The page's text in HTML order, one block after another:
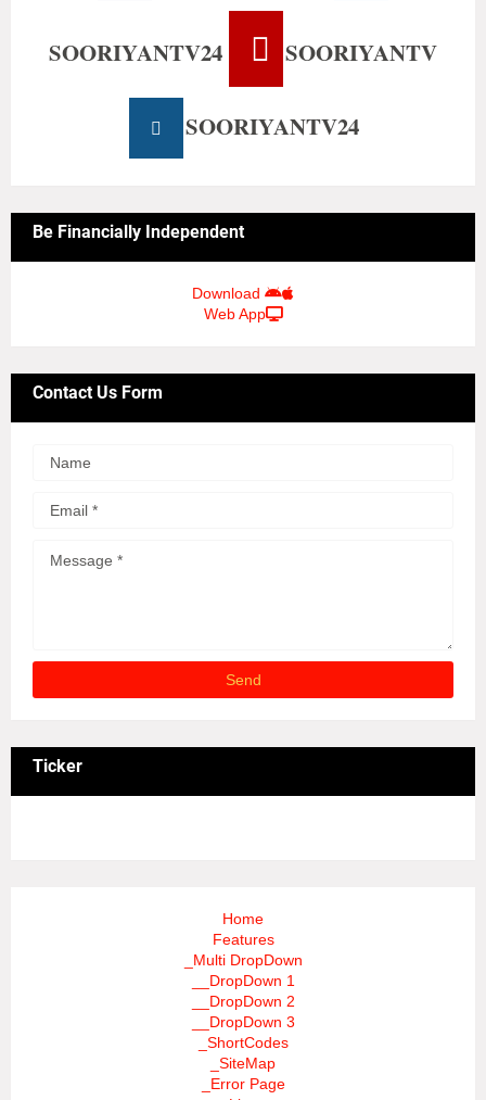
SOORIYANTV24 SOORIYANTV
SOORIYANTV24
Be Financially Independent
Download
Web App
Contact Us Form
Ticker
Home
Features
_Multi DropDown
__DropDown 1
__DropDown 2
__DropDown 3
_ShortCodes
_SiteMap
_Error Page